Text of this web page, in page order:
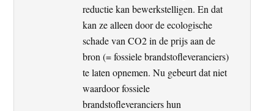
reductie kan bewerkstelligen. En dat
kan ze alleen door de ecologische
schade van CO2 in de prijs aan de
bron (= fossiele brandstofleveranciers)
te laten opnemen. Nu gebeurt dat niet
waardoor fossiele
brandstofleveranciers hun